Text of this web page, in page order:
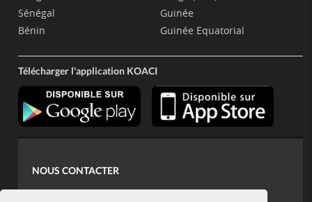
Sénégal
Bénin
Guinée
Guinée Equatorial
Télécharger l'application KOACI
NOUS CONTACTER